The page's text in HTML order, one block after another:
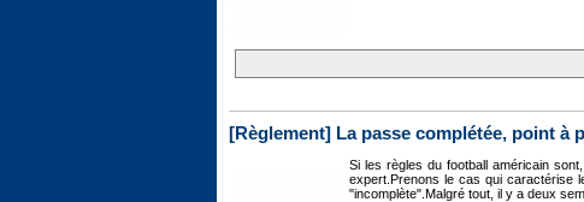
[Règlement] La passe complétée, point à
Si les règles du football américain
expert.Prenons le cas qui caractérise
"incomplète".Malgré tout, il y a deux